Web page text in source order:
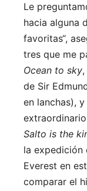
Le
hacia alguna
favoritas“,
tres que me
Ocean to sky
de Sir
en lanchas),
Salto is the
la expedición
Everest en
comparar el